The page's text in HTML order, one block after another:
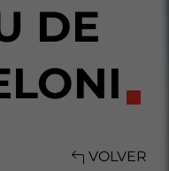
DE
VOLVER